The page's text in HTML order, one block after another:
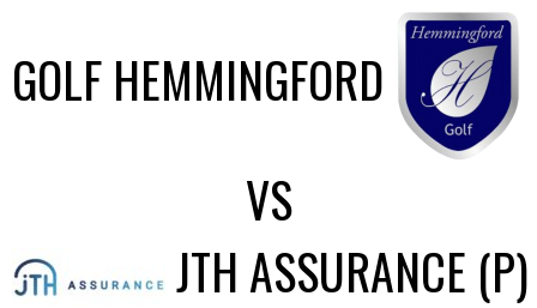
GOLF HEMMINGFORD
VS
JTH ASSURANCE (P)